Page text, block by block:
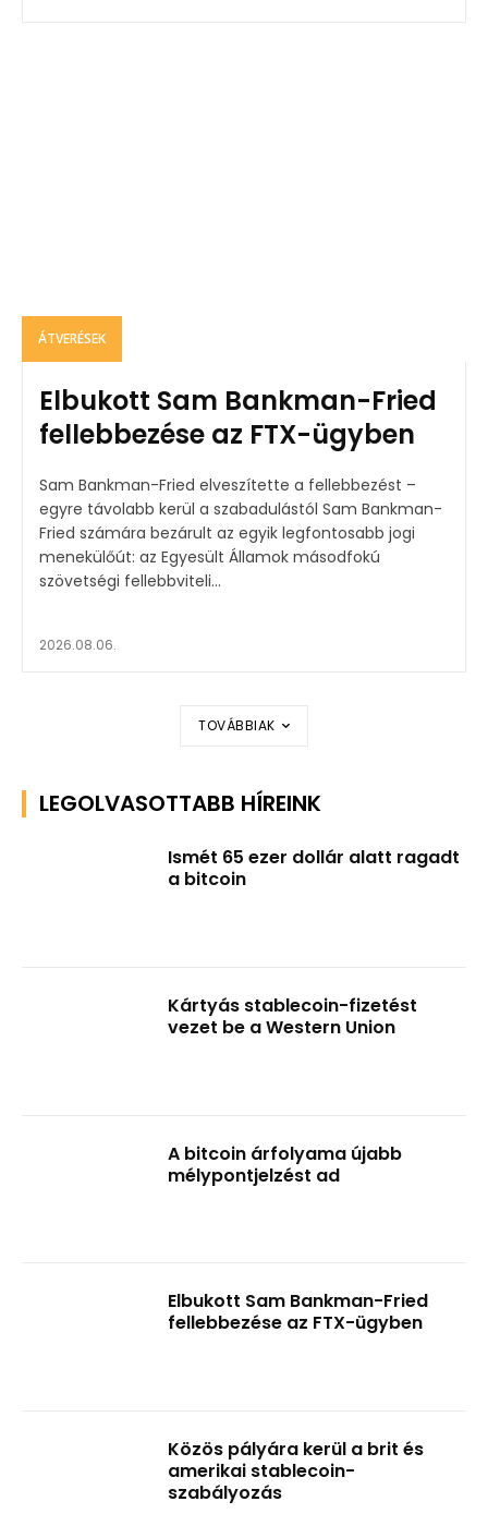
ÁTVERÉSEK
Elbukott Sam Bankman-Fried
fellebbezése az FTX-ügyben
Sam Bankman-Fried elveszítette a fellebbezést –
egyre távolabb kerül a szabadulástól Sam Bankman-
Fried számára bezárult az egyik legfontosabb jogi
menekülőút: az Egyesült Államok másodfokú
szövetségi fellebbviteli...
2026.08.06.
TOVÁBBIAK
LEGOLVASOTTABB HÍREINK
Ismét 65 ezer dollár alatt ragadt
a bitcoin
Kártyás stablecoin-fizetést
vezet be a Western Union
A bitcoin árfolyama újabb
mélypontjelzést ad
Elbukott Sam Bankman-Fried
fellebbezése az FTX-ügyben
Közös pályára kerül a brit és
amerikai stablecoin-
szabályozás